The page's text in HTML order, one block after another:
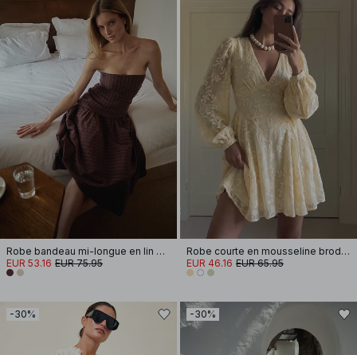
Robe bandeau mi-longue en lin mélangé
EUR 53.16 EUR 75.95
Robe courte en mousseline brodée à manches longues
EUR 46.16 EUR 65.95
-30% -30%